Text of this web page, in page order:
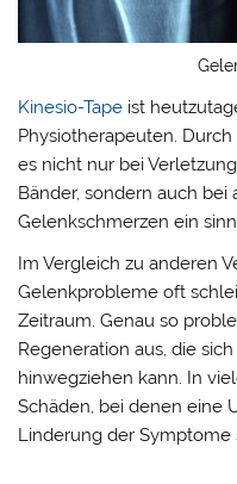
Kinesio-Tape ist
Physiotherapeuten.
es nicht nur bei
Bänder, sondern auch
Gelenkschmerzen ein
Im Vergleich zu anderen
Gelenkprobleme oft
Zeitraum. Genau so
Regeneration aus, die
hinwegziehen kann. In
Schäden, bei denen eine
Linderung der Symptome